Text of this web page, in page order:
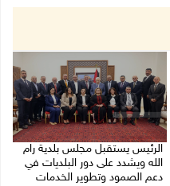
الرئيس يستقبل مجلس بلدية رام
الله ويشدد على دور البلديات في
دعم الصمود وتطوير الخدمات